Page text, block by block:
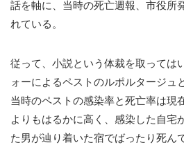
話を軸に、当時の死亡週報、市役所
れている。
従って、小説という体裁を取っては
ォーによるペストのルポルタージュ
当時のペストの感染率と死亡率は現
よりもはるかに高く、感染した自宅
た男が辿り着いた宿でばったり死ん